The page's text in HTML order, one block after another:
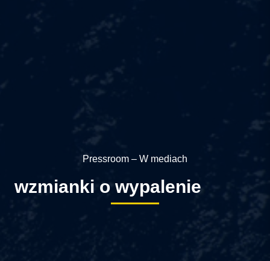
Pressroom – W mediach
wzmianki o wypalenie